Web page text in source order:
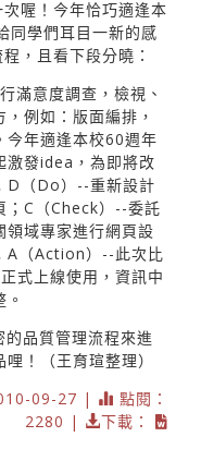
喔！今年恰巧適逢本
同學們耳目一新的感
，且看下段分曉：
滿意度調查，檢視、
例如：版面編排，
今年適逢本校60週年
激發idea，為即將改
D（Do）--重新設計
；C（Check）--委託
領域專家進行網頁設
A（Action）--此次比
式上線使用，資訊中
品質管理流程來進
！（王育瑄整理）
09-27 |
點閱：
2280 |
下載：